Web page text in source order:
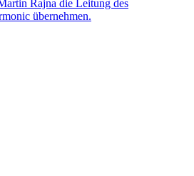
Rajna die Leitung des
übernehmen.